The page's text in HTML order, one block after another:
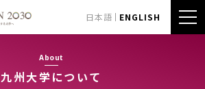
日本語 ENGLISH
About
九州大学について